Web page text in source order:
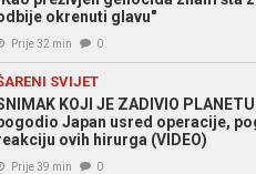
okrenuti glavu"
Prije 32 min 0
SVIJET
KOJI JE ZADIVIO
Japan usred operacije,
ovih hirurga (VIDEO)
Prije 39 min 0